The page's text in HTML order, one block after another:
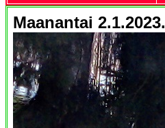
Maanantai 2.1.2023.